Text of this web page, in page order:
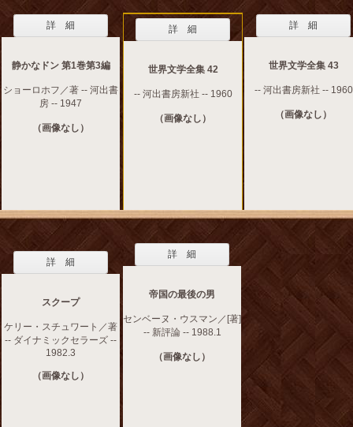
詳 細
静かなドン 第1巻第3編
ショーロホフ／著 -- 河出書
房 -- 1947
（画像なし）
詳 細
世界文学全集 42
-- 河出書房新社 -- 1960
（画像なし）
詳 細
世界文学全集 43
-- 河出書房新社 -- 1960
（画像なし）
詳 細
スクープ
ケリー・スチュワート／著
-- ダイナミックセラーズ --
1982.3
（画像なし）
詳 細
帝国の最後の男
センベーヌ・ウスマン／[著]
-- 新評論 -- 1988.1
（画像なし）